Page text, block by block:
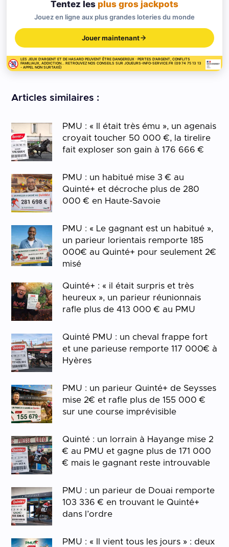
Tentez les plus gros jackpots
Jouez en ligne aux plus grandes loteries du monde
Jouer maintenant
LES JEUX D'ARGENT ET DE HASARD PEUVENT ÊTRE DANGEREUX : PERTES D'ARGENT, CONFLITS
FAMILIAUX, ADDICTION... RETROUVEZ NOS CONSEILS SUR JOUEURS-INFO-SERVICE.FR (09 74 75 13 13
- APPEL NON SURTAXÉ)
Articles similaires :
PMU : « Il était très ému », un agenais
croyait toucher 50 000 €, la tirelire
fait exploser son gain à 176 666 €
PMU : un habitué mise 3 € au
Quinté+ et décroche plus de 280
000 € en Haute-Savoie
PMU : « Le gagnant est un habitué »,
un parieur lorientais remporte 185
000€ au Quinté+ pour seulement 2€
misé
Quinté+ : « il était surpris et très
heureux », un parieur réunionnais
rafle plus de 413 000 € au PMU
Quinté PMU : un cheval frappe fort
et une parieuse remporte 117 000€ à
Hyères
PMU : un parieur Quinté+ de Seysses
mise 2€ et rafle plus de 155 000 €
sur une course imprévisible
Quinté : un lorrain à Hayange mise 2
€ au PMU et gagne plus de 171 000
€ mais le gagnant reste introuvable
PMU : un parieur de Douai remporte
103 336 € en trouvant le Quinté+
dans l’ordre
PMU : « Il vient tous les jours » : deux